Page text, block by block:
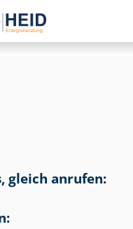
gleich anrufen: